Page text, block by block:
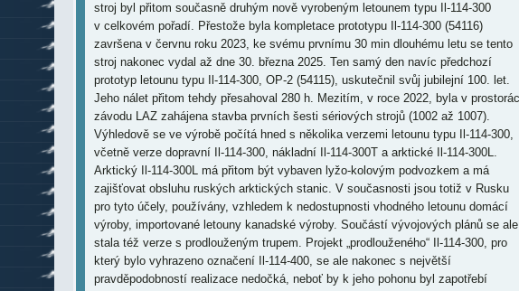
stroj byl přitom současně druhým nově vyrobeným letounem typu Il-114-300
v celkovém pořadí. Přestože byla kompletace prototypu Il-114-300 (54116)
završena v červnu roku 2023, ke svému prvnímu 30 min dlouhému letu se tento
stroj nakonec vydal až dne 30. března 2025. Ten samý den navíc předchozí
prototyp letounu typu Il-114-300, OP-2 (54115), uskutečnil svůj jubilejní 100. let.
Jeho nálet přitom tehdy přesahoval 280 h. Mezitím, v roce 2022, byla v
závodu LAZ zahájena stavba prvních šesti sériových strojů (1002 až 1007).
Výhledově se ve výrobě počítá hned s několika verzemi letounu typu Il-114-300,
včetně verze dopravní Il-114-300, nákladní Il-114-300T a arktické Il-114-300L.
Arktický Il-114-300L má přitom být vybaven lyžo-kolovým podvozkem a má
zajišťovat obsluhu ruských arktických stanic. V současnosti jsou totiž v Rusku
pro tyto účely, používány, vzhledem k nedostupnosti vhodného letounu domácí
výroby, importované letouny kanadské výroby. Součástí vývojových plánů se ale
stala též verze s prodlouženým trupem. Projekt „prodlouženého“ Il-114-300, pro
který bylo vyhrazeno označení Il-114-400, se ale nakonec s největší
pravděpodobností realizace nedočká, neboť by k jeho pohonu byl zapotřebí